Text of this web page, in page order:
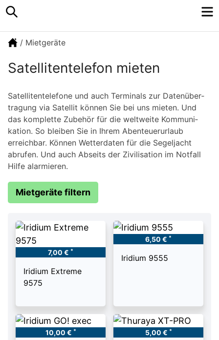
/ Mietgeräte
Satellitentelefon mieten
Satel­li­ten­te­lefone und auch Terminals zur Daten­über­
tragung via Satellit können Sie bei uns mieten. Und
das komplette Zubehör für die weltweite Kommu­ni­
kation. So bleiben Sie in Ihrem Abenteu­er­urlaub
erreichbar. Können Wetter­daten für die Segel­jacht
abrufen. Und auch Abseits der Zivili­sation im Notfall
Hilfe alarmieren.
Mietgeräte filtern
7,00 € *
Iridium Extreme
9575
6,50 € *
Iridium 9555
10,00 € * 5,00 € *